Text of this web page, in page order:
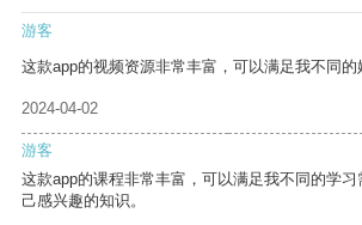
游客
这款app的视频资源非常丰富，可以满足我不同的
2024-04-02
游客
这款app的课程非常丰富，可以满足我不同的学
己感兴趣的知识。